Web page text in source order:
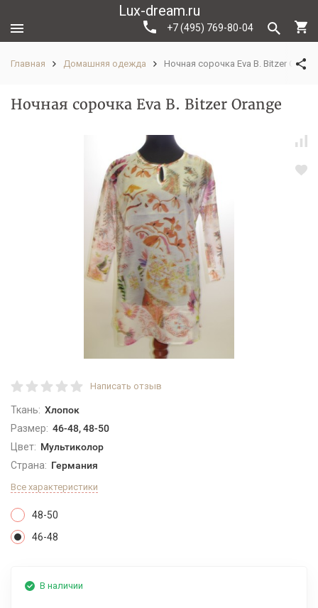
Lux-dream.ru
+7 (495) 769-80-04
Главная Домашняя одежда Ночная сорочка Eva B. Bitzer Orange
Ночная сорочка Eva B. Bitzer Orange
Написать отзыв
Ткань: Хлопок
Размер: 46-48, 48-50
Цвет: Мультиколор
Страна: Германия
Все характеристики
48-50
46-48
В наличии